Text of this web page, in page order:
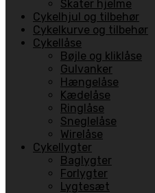
Skater hjelme
Cykelhjul og tilbehør
Cykelkurve og tilbehør
Cykellåse
Bøjle og kliklåse
Gulvanker
Hængelåse
Kædelåse
Ringlåse
Sneglelåse
Wirelåse
Cykellygter
Baglygter
Forlygter
Lygtesæt